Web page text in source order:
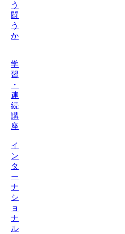
う
闘
う
か
学
習
・
連
続
講
座
イ
ン
タ
ー
ナ
シ
ョ
ナ
ル